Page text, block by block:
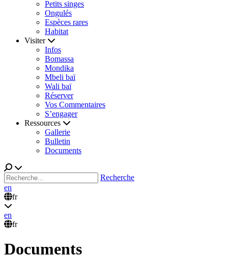
Petits singes
Ongulés
Espèces rares
Habitat
Visiter
Infos
Bomassa
Mondika
Mbeli baï
Wali baï
Réserver
Vos Commentaires
S’engager
Ressources
Gallerie
Bulletin
Documents
Recherche
en
fr
en
fr
Documents